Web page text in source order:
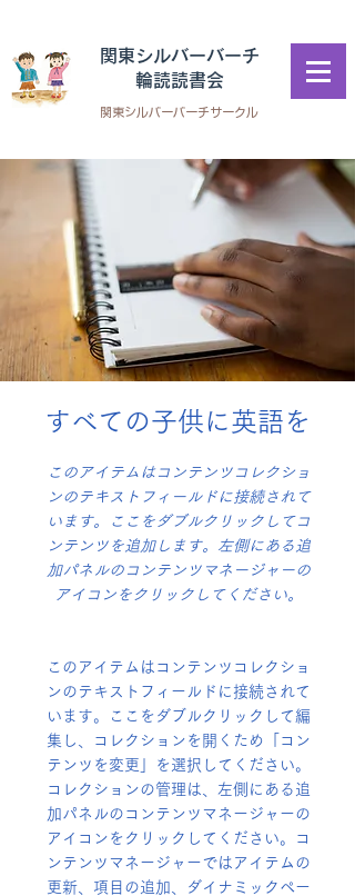
​関東シルバーバーチ
輪読読書会
​関東シルバーバーチサークル
すべての子供に英語を
このアイテムはコンテンツコレクショ
ンのテキストフィールドに接続されて
います。ここをダブルクリックしてコ
ンテンツを追加します。左側にある追
加パネルのコンテンツマネージャーの
アイコンをクリックしてください。
このアイテムはコンテンツコレクショ
ンのテキストフィールドに接続されて
います。ここをダブルクリックして編
集し、コレクションを開くため「コン
テンツを変更」を選択してください。
コレクションの管理は、左側にある追
加パネルのコンテンツマネージャーの
アイコンをクリックしてください。コ
ンテンツマネージャーではアイテムの
更新、項目の追加、ダイナミックペー